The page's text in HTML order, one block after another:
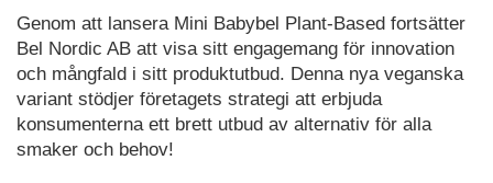
Genom att lansera Mini Babybel Plant-Based fortsätter
Bel Nordic AB att visa sitt engagemang för innovation
och mångfald i sitt produktutbud. Denna nya veganska
variant stödjer företagets strategi att erbjuda
konsumenterna ett brett utbud av alternativ för alla
smaker och behov!